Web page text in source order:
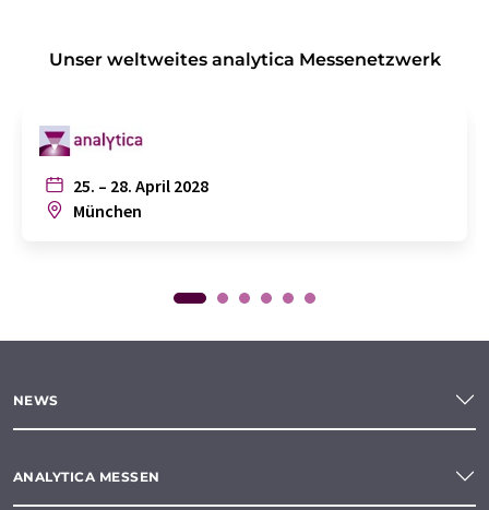
Unser weltweites analytica Messenetzwerk
25. – 28. April 2028
München
NEWS
ANALYTICA MESSEN